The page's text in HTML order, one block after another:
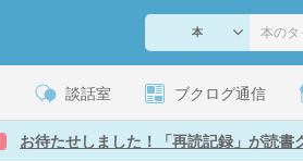
談話室 ブクログ通信
お待たせしました！「再読記録」が読書